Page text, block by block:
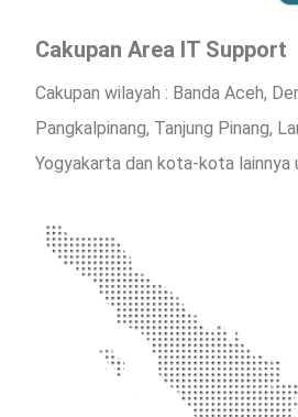
Cakupan Area IT Support
Cakupan wilayah : Banda Aceh,
Pangkalpinang, Tanjung Pinang,
Yogyakarta dan kota-kota